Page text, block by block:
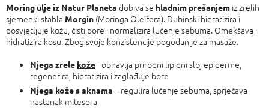
Moring ulje iz Natur Planeta dobiva se hladnim prešanjem iz zrelih
sjemenki stabla Morgin (Moringa Oleifera). Dubinski hidratizira i
posvjetljuje kožu, čisti pore i normalizira lučenje sebuma. Omekšava i
hidratizira kosu. Zbog svoje konzistencije pogodan je za masaže.
Njega zrele kože- obnavlja prirodni lipidni sloj epiderme,
regenerira, hidratizira i zaglađuje bore
Njega kože s aknama – regulira lučenje sebuma, sprječava
nastanak mitesera